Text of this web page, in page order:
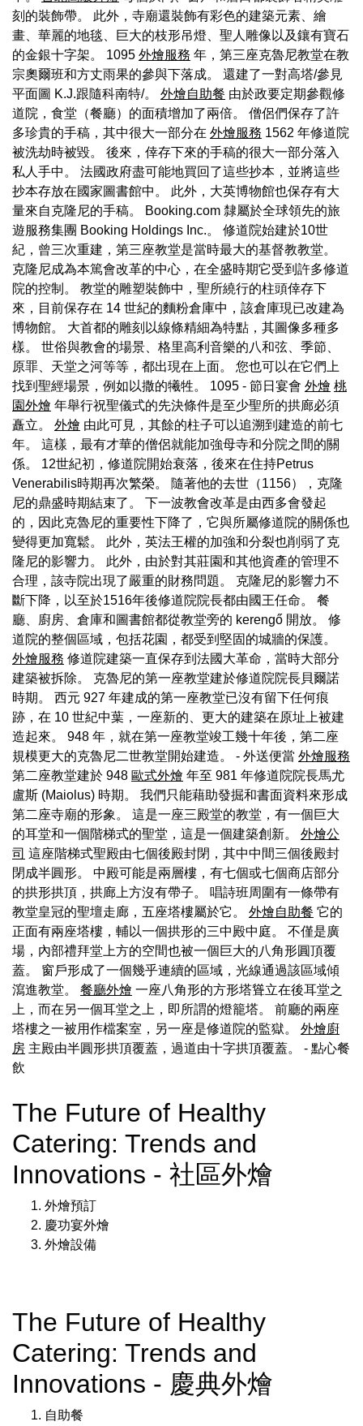
刻的裝飾帶。 此外，寺廟還裝飾有彩色的建築元素、繪
畫、華麗的地毯、巨大的枝形吊燈、聖人雕像以及鑲有寶石
的金銀十字架。 1095 外燴服務 年，第三座克魯尼教堂在教
宗奧爾班和方丈雨果的參與下落成。 還建了一對高塔/參見
平面圖 K.J.跟隨科南特/。 外燴自助餐 由於政要定期參觀修
道院，食堂（餐廳）的面積增加了兩倍。 僧侶們保存了許
多珍貴的手稿，其中很大一部分在 外燴服務 1562 年修道院
被洗劫時被毀。 後來，倖存下來的手稿的很大一部分落入
私人手中。 法國政府盡可能地買回了這些抄本，並將這些
抄本存放在國家圖書館中。 此外，大英博物館也保存有大
量來自克隆尼的手稿。 Booking.com 隸屬於全球領先的旅
遊服務集團 Booking Holdings Inc.。 修道院始建於10世
紀，曾三次重建，第三座教堂是當時最大的基督教教堂。
克隆尼成為本篤會改革的中心，在全盛時期它受到許多修道
院的控制。 教堂的雕塑裝飾中，聖所繞行的柱頭倖存下
來，目前保存在 14 世紀的麵粉倉庫中，該倉庫現已改建為
博物館。 大首都的雕刻以線條精細為特點，其圖像多種多
樣。 世俗與教會的場景、格里高利音樂的八和弦、季節、
原罪、天堂之河等等，都出現在上面。 您也可以在它們上
找到聖經場景，例如以撒的犧牲。 1095 - 節日宴會 外燴 桃
園外燴 年舉行祝聖儀式的先決條件是至少聖所的拱廊必須
矗立。 外燴 由此可見，其餘的柱子可以追溯到建造的前七
年。 這樣，最有才華的僧侶就能加強母寺和分院之間的關
係。 12世紀初，修道院開始衰落，後來在住持Petrus
Venerabilis時期再次繁榮。 隨著他的去世（1156），克隆
尼的鼎盛時期結束了。 下一波教會改革是由西多會發起
的，因此克魯尼的重要性下降了，它與所屬修道院的關係也
變得更加寬鬆。 此外，英法王權的加強和分裂也削弱了克
隆尼的影響力。 此外，由於對其莊園和其他資產的管理不
合理，該寺院出現了嚴重的財務問題。 克隆尼的影響力不
斷下降，以至於1516年後修道院院長都由國王任命。 餐
廳、廚房、倉庫和圖書館都從教堂旁的 kerengő 開放。 修
道院的整個區域，包括花園，都受到堅固的城牆的保護。
外燴服務 修道院建築一直保存到法國大革命，當時大部分
建築被拆除。 克魯尼的第一座教堂建於修道院院長貝爾諾
時期。 西元 927 年建成的第一座教堂已沒有留下任何痕
跡，在 10 世紀中葉，一座新的、更大的建築在原址上被建
造起來。 948 年，就在第一座教堂竣工幾十年後，第二座
規模更大的克魯尼二世教堂開始建造。 - 外送便當 外燴服務
第二座教堂建於 948 歐式外燴 年至 981 年修道院院長馬尤
盧斯 (Maiolus) 時期。 我們只能藉助發掘和書面資料來形成
第二座寺廟的形象。 這是一座三殿堂的教堂，有一個巨大
的耳堂和一個階梯式的聖堂，這是一個建築創新。 外燴公
司 這座階梯式聖殿由七個後殿封閉，其中中間三個後殿封
閉成半圓形。 中殿可能是兩層樓，有七個或七個商店部分
的拱形拱頂，拱廊上方沒有帶子。 唱詩班周圍有一條帶有
教堂皇冠的聖壇走廊，五座塔樓屬於它。 外燴自助餐 它的
正面有兩座塔樓，輔以一個拱形的三中殿中庭。 不僅是廣
場，內部禮拜堂上方的空間也被一個巨大的八角形圓頂覆
蓋。 窗戶形成了一個幾乎連續的區域，光線通過該區域傾
瀉進教堂。 餐廳外燴 一座八角形的方形塔聳立在後耳堂之
上，而在另一個耳堂之上，即所謂的燈籠塔。 前廳的兩座
塔樓之一被用作檔案室，另一座是修道院的監獄。 外燴廚
房 主殿由半圓形拱頂覆蓋，過道由十字拱頂覆蓋。 - 點心餐
飲
The Future of Healthy
Catering: Trends and
Innovations - 社區外燴
外燴預訂
慶功宴外燴
外燴設備
The Future of Healthy
Catering: Trends and
Innovations - 慶典外燴
自助餐